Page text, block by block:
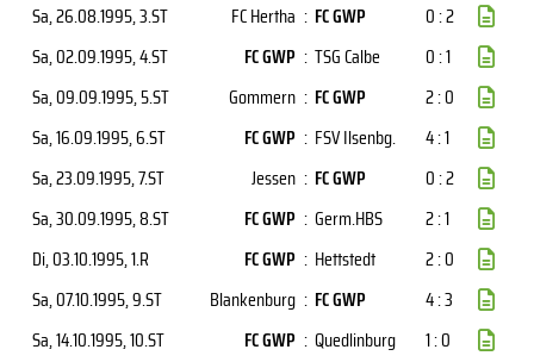
Sa, 26.08.1995, 3.ST FC Hertha : FC GWP
0 : 2
Sa, 02.09.1995, 4.ST FC GWP : TSG Calbe
0 : 1
Sa, 09.09.1995, 5.ST Gommern : FC GWP
2 : 0
Sa, 16.09.1995, 6.ST FC GWP : FSV Ilsenbg.
4 : 1
Sa, 23.09.1995, 7.ST Jessen : FC GWP
0 : 2
Sa, 30.09.1995, 8.ST FC GWP : Germ.HBS
2 : 1
Di, 03.10.1995, 1.R FC GWP : Hettstedt
2 : 0
Sa, 07.10.1995, 9.ST Blankenburg : FC GWP
4 : 3
Sa, 14.10.1995, 10.ST FC GWP : Quedlinburg
1 : 0